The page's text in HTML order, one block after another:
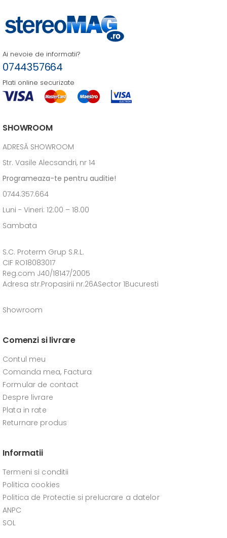
Ai nevoie de informatii?
0744357664
Plati online securizate
SHOWROOM
ADRESĂ SHOWROOM
Str. Vasile Alecsandri, nr 14
Programeaza-te pentru auditie!
0744.357.664
Luni - Vineri: 12:00 – 18.00
Sambata
S.C. Proterm Grup S.R.L.
CIF RO18083017
Reg.com J40/18147/2005
Adresa str.Propasirii nr.26ASector 1Bucuresti
Showroom
Comenzi si livrare
Contul meu
Comanda mea, Factura
Formular de contact
Despre livrare
Plata in rate
Returnare produs
Informatii
Termeni si conditii
Politica cookies
Politica de Protectie si prelucrare a datelor
ANPC
SOL